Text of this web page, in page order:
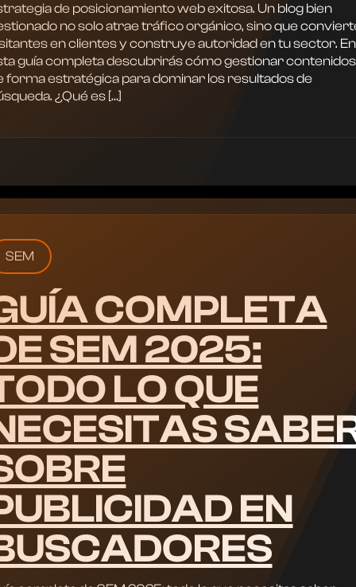
de posicionamiento web exitosa. Un blog bien
no solo atrae tráfico orgánico, sino que
en clientes y construye autoridad en tu sector. En
guía completa descubrirás cómo gestionar contenidos
forma estratégica para dominar los resultados de
¿Qué es […]
SEM
COMPLETA
SEM 2025:
LO QUE
EN